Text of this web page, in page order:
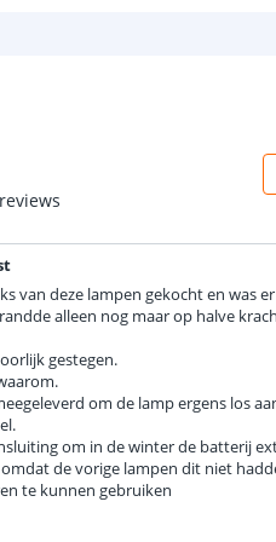
reviews
van deze lampen gekocht en was
alleen nog maar op halve
gestegen.
om de lamp ergens los
om in de winter de batterij
de vorige lampen dit niet
te kunnen gebruiken